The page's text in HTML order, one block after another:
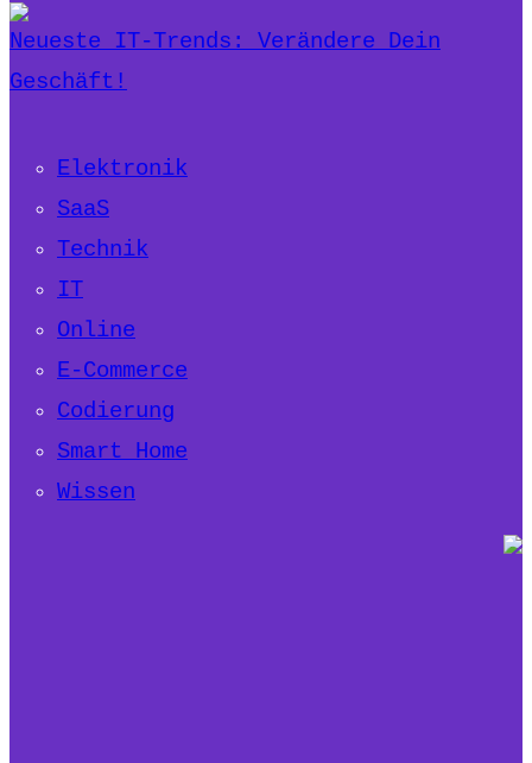
Neueste IT-Trends: Verändere Dein
Geschäft!
Elektronik
SaaS
Technik
IT
Online
E-Commerce
Codierung
Smart Home
Wissen